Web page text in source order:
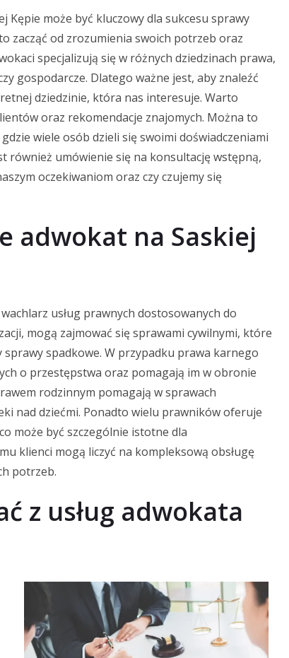
Kępie może być kluczowy dla sukcesu sprawy
zacząć od zrozumienia swoich potrzeb oraz
specjalizują się w różnych dziedzinach prawa,
gospodarcze. Dlatego ważne jest, aby znaleźć
dziedzinie, która nas interesuje. Warto
oraz rekomendacje znajomych. Można to
wiele osób dzieli się swoimi doświadczeniami
również umówienie się na konsultację wstępną,
oczekiwaniom oraz czy czujemy się
adwokat na Saskiej
usług prawnych dostosowanych do
mogą zajmować się sprawami cywilnymi, które
spadkowe. W przypadku prawa karnego
o przestępstwa oraz pomagają im w obronie
rodzinnym pomagają w sprawach
nad dziećmi. Ponadto wielu prawników oferuje
może być szczególnie istotne dla
klienci mogą liczyć na kompleksową obsługę
potrzeb.
z usług adwokata